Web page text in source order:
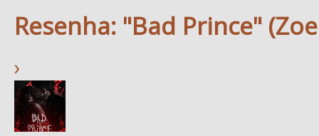
Resenha: "Bad Prince"
›